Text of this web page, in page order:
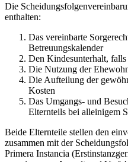
Die
enthalten:
Das vereinbarte
Betreuungskalender
Den Kindesunterhalt,
Die Nutzung der
Die Aufteilung der
Kosten
Das Umgangs- und
Elternteils bei alleinigem
Beide Elternteile stellen den
zusammen mit der
Primera Instancia